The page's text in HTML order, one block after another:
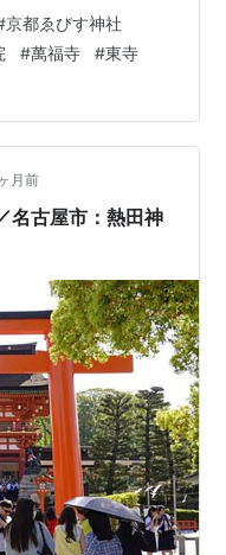
きい。 約30分歩
工事中。 鴨川沿い
） 土御門天皇の
仁寺建立にあたり、
大阪今宮神社と…
京都ゑびす神社
#萬福寺 #東寺
月前
名古屋市：熱田神